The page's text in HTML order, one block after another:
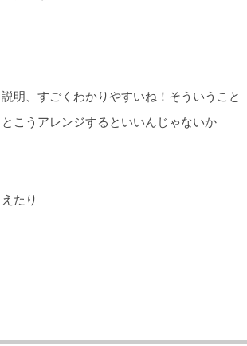
明、すごくわかりやすいね！そういうこと
こうアレンジするといいんじゃないか
たり